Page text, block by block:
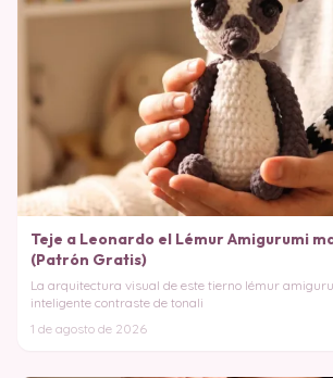
Teje a Leonardo el Lémur Amigurumi
(Patrón Gratis)
La arquitectura visual de este tierno lémur
inteligente contraste de tonali
1 de agosto de 2026